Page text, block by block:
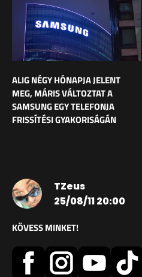
ALIG NÉGY HÓNAPJA JELENT
MEG, MÁRIS VÁLTOZTAT A
SAMSUNG EGY TELEFONJA
FRISSÍTÉSI GYAKORISÁGÁN
TZeus
25/08/11 20:00
KÖVESS MINKET!